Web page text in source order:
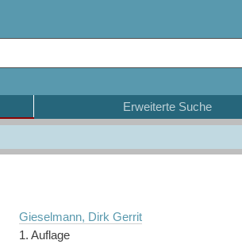
Erweiterte Suche
Gieselmann, Dirk Gerrit
1. Auflage